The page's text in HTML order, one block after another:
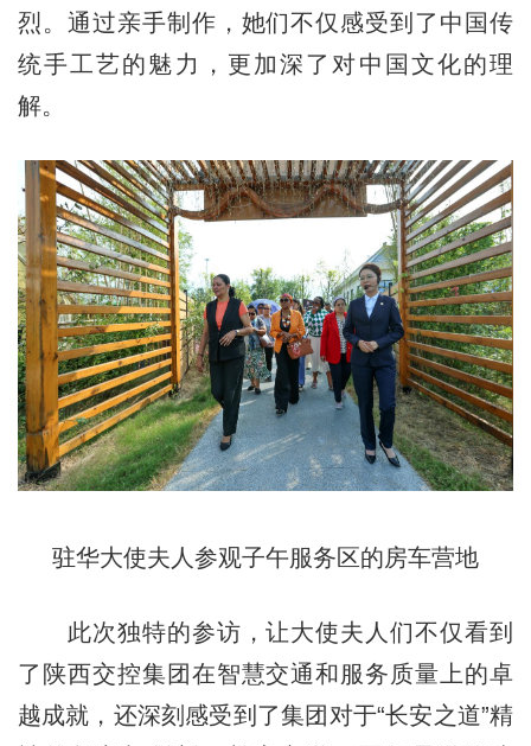
烈。通过亲手制作，她们不仅感受到了中国传
统手工艺的魅力，更加深了对中国文化的理
解。
驻华大使夫人参观子午服务区的房车营地
此次独特的参访，让大使夫人们不仅看到
了陕西交控集团在智慧交通和服务质量上的卓
越成就，还深刻感受到了集团对于“长安之道”精